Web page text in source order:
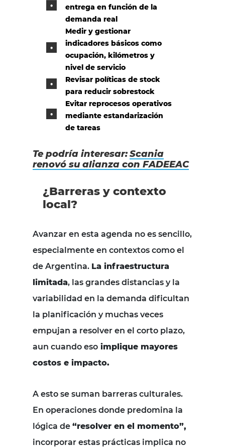
entrega en función de la
demanda real
Medir y gestionar
indicadores básicos como
ocupación, kilómetros y
nivel de servicio
Revisar políticas de stock
para reducir sobrestock
Evitar reprocesos operativos
mediante estandarización
de tareas
Te podría interesar:Scania
renovó su alianza con FADEEAC
¿Barreras y contexto
local?
Avanzar en esta agenda no es sencillo,
especialmente en contextos como el
de Argentina. La infraestructura
limitada, las grandes distancias y la
variabilidad en la demanda dificultan
la planificación y muchas veces
empujan a resolver en el corto plazo,
aun cuando eso implique mayores
costos e impacto.
A esto se suman barreras culturales.
En operaciones donde predomina la
lógica de “resolver en el momento”,
incorporar estas prácticas implica no